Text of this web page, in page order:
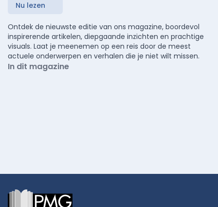
Nu lezen
Ontdek de nieuwste editie van ons magazine, boordevol
inspirerende artikelen, diepgaande inzichten en prachtige
visuals. Laat je meenemen op een reis door de meest
actuele onderwerpen en verhalen die je niet wilt missen.
In dit magazine
Footer